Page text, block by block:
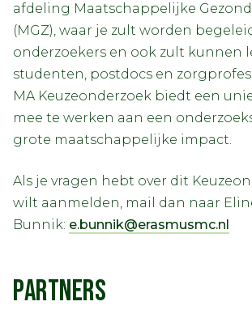
afdeling Maatschappelijke
(MGZ), waar je zult worden
onderzoekers en ook zult kunnen
studenten, postdocs en
MA Keuzeonderzoek biedt een
mee te werken aan een
grote maatschappelijke impact.
Als je vragen hebt over dit
wilt aanmelden, mail dan naar
Bunnik: e.bunnik@erasmusmc.nl
PARTNERS